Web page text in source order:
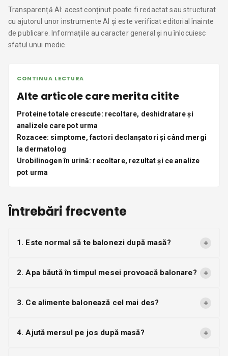
Transparență AI: acest conținut poate fi redactat sau structurat
cu ajutorul unor instrumente AI și este verificat editorial înainte
de publicare. Informațiile au caracter general și nu înlocuiesc
sfatul unui medic.
CONTINUA LECTURA
Alte articole care merita citite
Proteine totale crescute: recoltare, deshidratare și
analizele care pot urma
Rozacee: simptome, factori declanșatori și când mergi
la dermatolog
Urobilinogen în urină: recoltare, rezultat și ce analize
pot urma
Întrebări frecvente
1. Este normal să te balonezi după masă? +
2. Apa băută în timpul mesei provoacă balonare? +
3. Ce alimente balonează cel mai des? +
4. Ajută mersul pe jos după masă? +